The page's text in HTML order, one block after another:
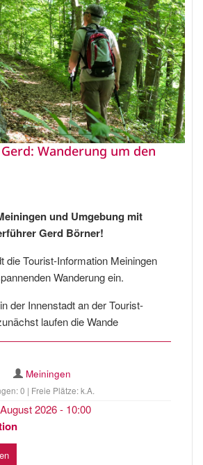
Wanderung um den
und Umgebung mit
Gerd Börner!
die Tourist-Information Meiningen
Wanderung ein.
der Innenstadt an der Tourist-
laufen die Wande
Meiningen
0 | Freie Plätze: k.A.
2026 - 10:00